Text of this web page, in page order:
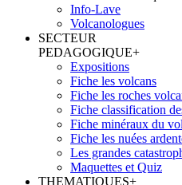
Info-Lave
Volcanologues
SECTEUR
PEDAGOGIQUE+
Expositions
Fiche les volcans
Fiche les roches
Fiche classification
Fiche minéraux du
Fiche les nuées
Les grandes
Maquettes et Quiz
THEMATIQUES+